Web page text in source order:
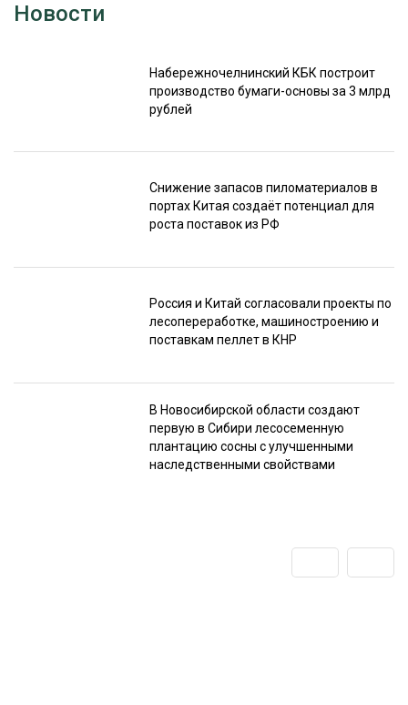
Новости
Набережночелнинский КБК построит
производство бумаги-основы за 3 млрд
рублей
Снижение запасов пиломатериалов в
портах Китая создаёт потенциал для
роста поставок из РФ
Россия и Китай согласовали проекты по
лесопереработке, машиностроению и
поставкам пеллет в КНР
В Новосибирской области создают
первую в Сибири лесосеменную
плантацию сосны с улучшенными
наследственными свойствами